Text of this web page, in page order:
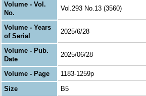
Volume - Vol.
No.
Vol.293 No.13 (3560)
Volume - Years
of Serial
2025/6/28
Volume - Pub.
Date
2025/06/28
Volume - Page
1183-1259p
Size
B5